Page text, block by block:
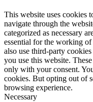
This website uses cookies
navigate through the
categorized as necessary
essential for the working
also use third-party
you use this website.
only with your consent.
cookies. But opting out of
browsing experience.
Necessary